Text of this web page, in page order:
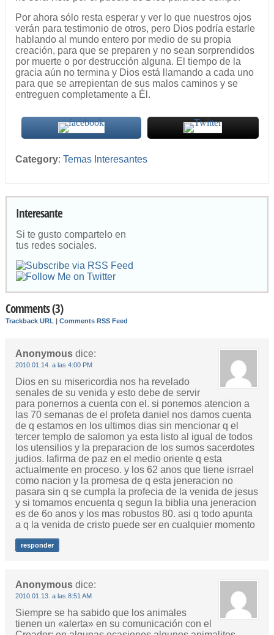
Por ahora sólo resta esperar y ver lo que nuestros ojos
verán para testimonio de otros, pero Dios podría estarle
hablando al mundo entero por medio de su propia
creación, para que se preparen y no sean sorprendidos
por muerte o por destrucción alguna. El tiempo de la
gracia aún no termina y Dios está llamando a cada uno
para que se arrepientan de sus malos caminos y se
entreguen completamente a Él.
Category: Temas Interesantes
Interesante
Si te gusto compartelo en
tus redes sociales.
Comments (3)
Trackback URL | Comments RSS Feed
Anonymous dice:
2010.01.14. a las 4:00 PM
Dios en su misericordia nos ha revelado
senales de su venida y esto debe de servir
para ponernos a cuenta con el. si ponemos atencion a
las 70 semanas de el profeta daniel nos damos cuenta
de q estamos en los ultimos dias sin mencionar q el
tercer templo de salomon ya esta listo al igual de todos
los utensilios y la preparacion de los sumos sacerdotes
judios. lafirma de paz en el medio oriente q esta
actualmente en proceso. y los 62 anos que tiene isrrael
como nacion y la promesa de q esta jeneracion no
pasara sin q se cumpla la profecia de la venida de jesus
y si tomamos encuenta q segun la biblia una jeneracion
es de 6o anos y los mas robustos 80. asi q todo apunta
a q la venida de cristo puede ser en cualquier momento
responder
Anonymous dice:
2010.01.13. a las 8:51 AM
Siempre se ha sabido que los animales
tienen un «alerta» en su comunicación con el